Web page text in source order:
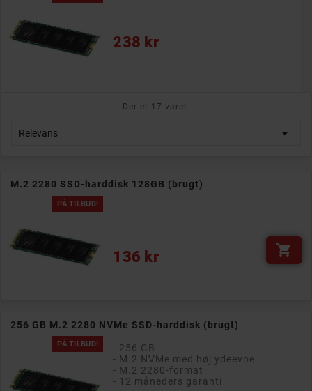
238 kr
Pris
Der er 17 varer.
Relevans 
M.2 2280 SSD-harddisk 128GB (brugt)
PÅ TILBUD!
136 kr
Pris 
256 GB M.2 2280 NVMe SSD-harddisk (brugt)
PÅ TILBUD!
- 256 GB
- M.2 NVMe med høj ydeevne
- M.2 2280-format
- 12 måneders garanti